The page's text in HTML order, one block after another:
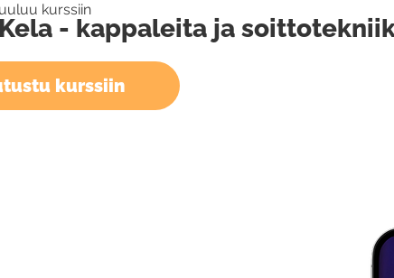
kurssiin
- kappaleita ja
kurssiin